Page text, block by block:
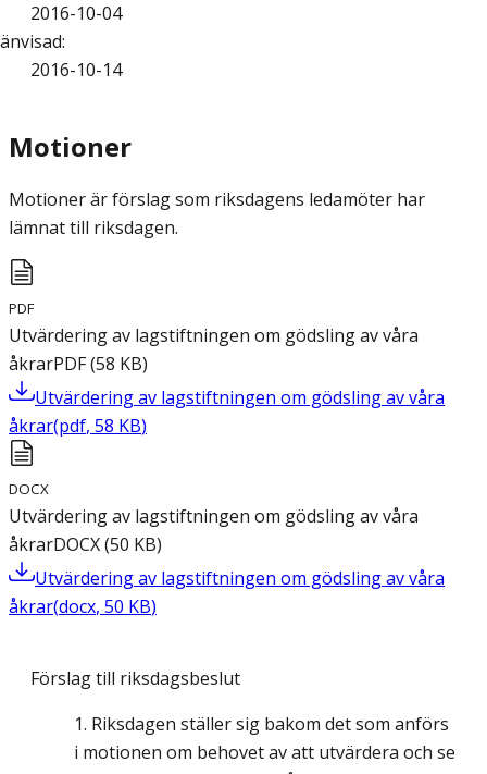
2016-10-04
:
2016-10-14
Motioner
Motioner är förslag som riksdagens ledamöter har
lämnat till riksdagen.
PDF
Utvärdering av lagstiftningen om gödsling av våra
åkrarPDF(58 KB)
Utvärdering av lagstiftningen om gödsling av våra
åkrar(pdf, 58 KB)
DOCX
Utvärdering av lagstiftningen om gödsling av våra
åkrarDOCX(50 KB)
Utvärdering av lagstiftningen om gödsling av våra
åkrar(docx, 50 KB)
Förslag till riksdagsbeslut
Riksdagen ställer sig bakom det som anförs
i motionen om behovet av att utvärdera och se